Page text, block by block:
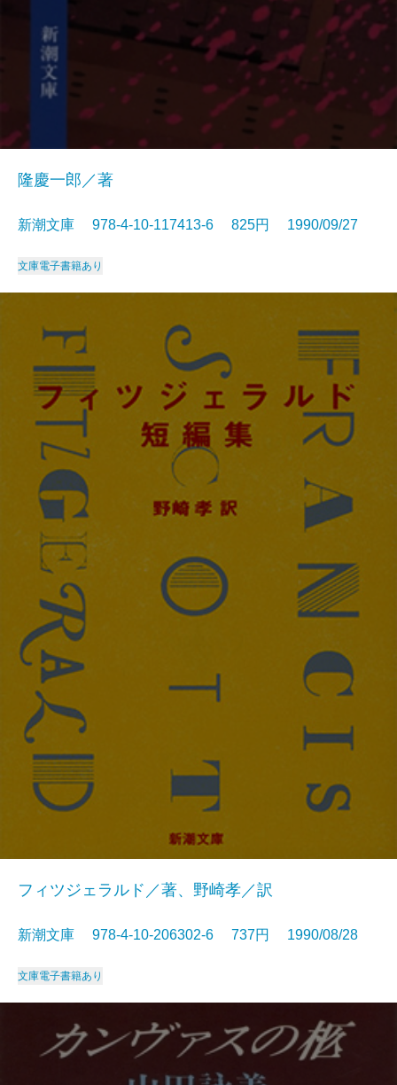
隆慶一郎／著
新潮文庫 978-4-10-117413-6 825円 1990/09/27
文庫電子書籍あり
フィツジェラルド／著、野崎孝／訳
新潮文庫 978-4-10-206302-6 737円 1990/08/28
文庫電子書籍あり